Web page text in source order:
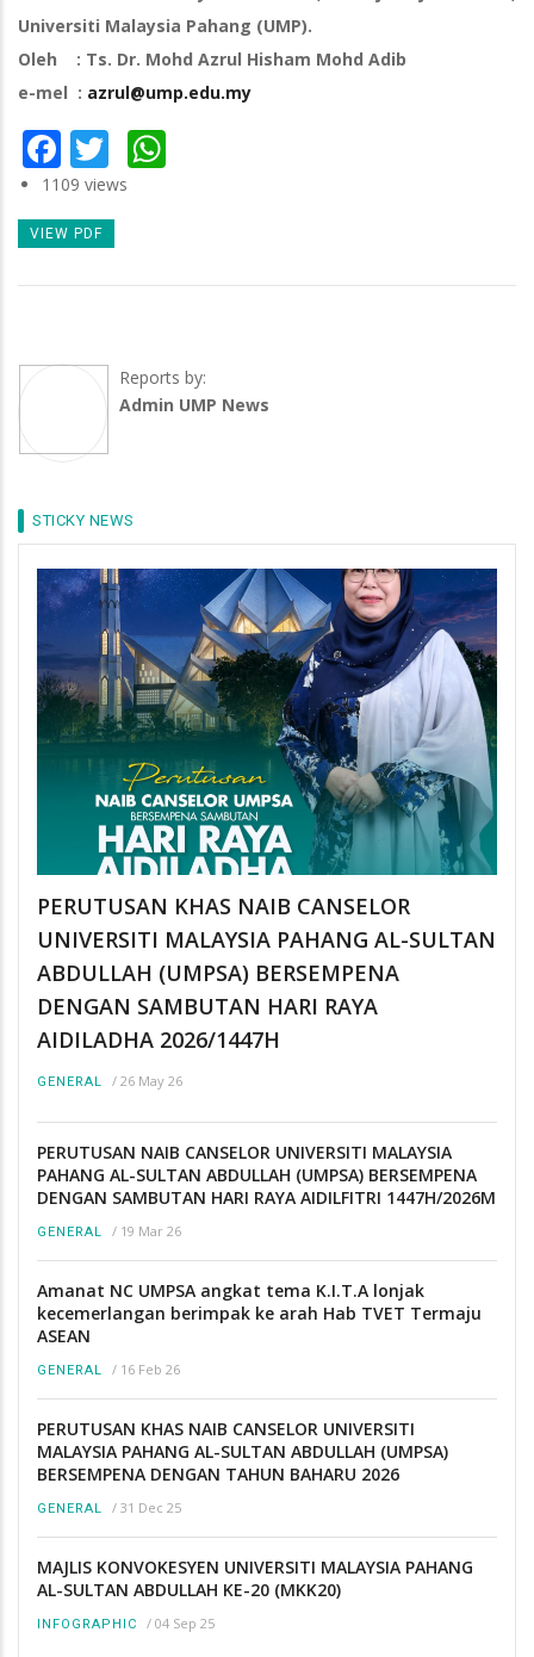
Universiti Malaysia Pahang (UMP).
Oleh : Ts. Dr. Mohd Azrul Hisham Mohd Adib
e-mel : azrul@ump.edu.my
Facebook
Twitter
1109 views
VIEW PDF
Reports by:
Admin UMP News
STICKY NEWS
PERUTUSAN KHAS NAIB CANSELOR
UNIVERSITI MALAYSIA PAHANG AL-SULTAN
ABDULLAH (UMPSA) BERSEMPENA
DENGAN SAMBUTAN HARI RAYA
AIDILADHA 2026/1447H
GENERAL / 26 May 26
PERUTUSAN NAIB CANSELOR UNIVERSITI MALAYSIA
PAHANG AL-SULTAN ABDULLAH (UMPSA) BERSEMPENA
DENGAN SAMBUTAN HARI RAYA AIDILFITRI 1447H/2026M
GENERAL / 19 Mar 26
Amanat NC UMPSA angkat tema K.I.T.A lonjak
kecemerlangan berimpak ke arah Hab TVET Termaju
ASEAN
GENERAL / 16 Feb 26
PERUTUSAN KHAS NAIB CANSELOR UNIVERSITI
MALAYSIA PAHANG AL-SULTAN ABDULLAH (UMPSA)
BERSEMPENA DENGAN TAHUN BAHARU 2026
GENERAL / 31 Dec 25
MAJLIS KONVOKESYEN UNIVERSITI MALAYSIA PAHANG
AL-SULTAN ABDULLAH KE-20 (MKK20)
INFOGRAPHIC / 04 Sep 25